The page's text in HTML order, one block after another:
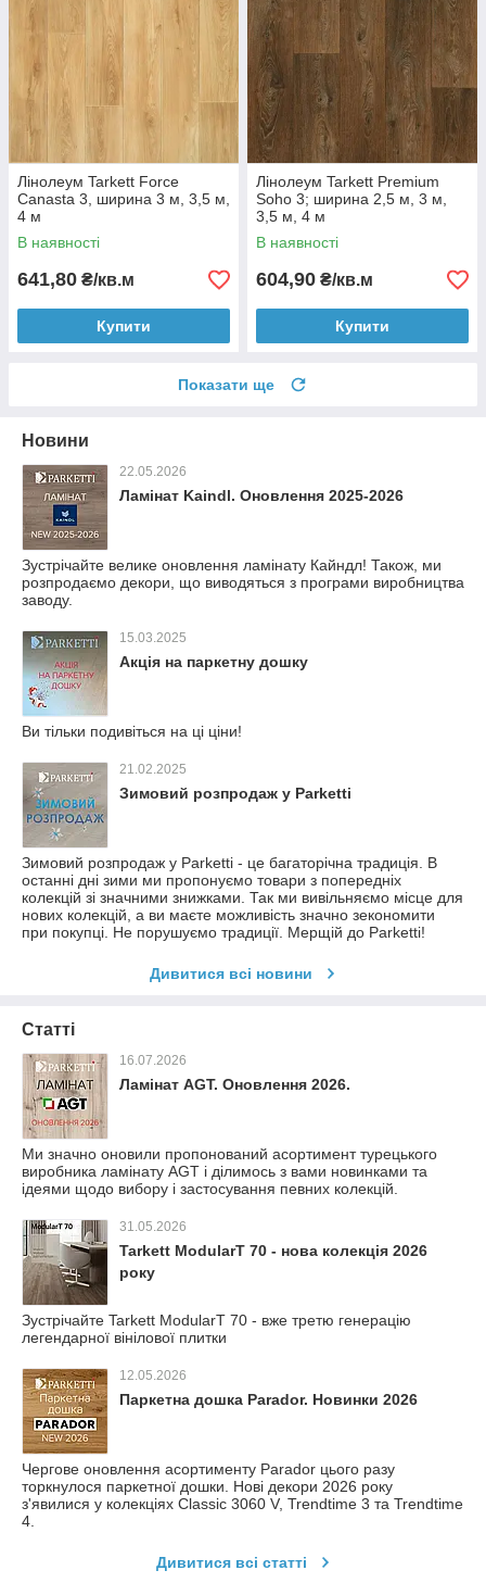
Лінолеум Tarkett Force
Canasta 3, ширина 3 м, 3,5 м,
4 м
В наявності
641,80 ₴/кв.м
Купити
Лінолеум Tarkett Premium
Soho 3; ширина 2,5 м, 3 м,
3,5 м, 4 м
В наявності
604,90 ₴/кв.м
Купити
Показати ще
Новини
22.05.2026
Ламінат Kaindl. Оновлення 2025-2026
Зустрічайте велике оновлення ламінату Кайндл! Також, ми
розпродаємо декори, що виводяться з програми виробництва
заводу.
15.03.2025
Акція на паркетну дошку
Ви тільки подивіться на ці ціни!
21.02.2025
Зимовий розпродаж у Parketti
Зимовий розпродаж у Parketti - це багаторічна традиція. В
останні дні зими ми пропонуємо товари з попередніх
колекцій зі значними знижками. Так ми вивільняємо місце для
нових колекцій, а ви маєте можливість значно зекономити
при покупці. Не порушуємо традиції. Мерщій до Parketti!
Дивитися всі новини
Статті
16.07.2026
Ламінат AGT. Оновлення 2026.
Ми значно оновили пропонований асортимент турецького
виробника ламінату AGT і ділимось з вами новинками та
ідеями щодо вибору і застосування певних колекцій.
31.05.2026
Tarkett ModularT 70 - нова колекція 2026
року
Зустрічайте Tarkett ModularT 70 - вже третю генерацію
легендарної вінілової плитки
12.05.2026
Паркетна дошка Parador. Новинки 2026
Чергове оновлення асортименту Parador цього разу
торкнулося паркетної дошки. Нові декори 2026 року
з'явилися у колекціях Classic 3060 V, Trendtime 3 та Trendtime
4.
Дивитися всі статті